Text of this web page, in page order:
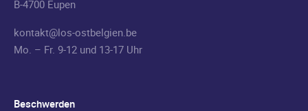
B-4700 Eupen
kontakt@los-ostbelgien.be
Mo. – Fr. 9-12 und 13-17 Uhr
Beschwerden